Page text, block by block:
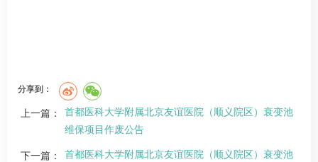
分享到：
上一篇：
首都医科大学附属北京友谊医院（顺义院区）衰变池
维保项目作废公告
下一篇：
首都医科大学附属北京友谊医院（顺义院区）衰变池